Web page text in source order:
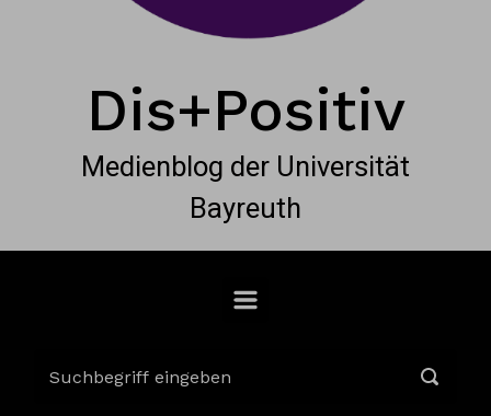
Dis+Positiv
Medienblog der Universität
Bayreuth